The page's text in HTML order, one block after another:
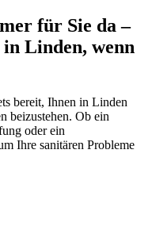
für Sie da –
Linden, wenn
bereit, Ihnen in Linden
beizustehen. Ob ein
oder ein
Ihre sanitären Probleme